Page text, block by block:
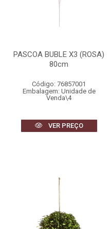
PASCOA BUBLE X3 (ROSA)
80cm
Código: 76857001
Embalagem: Unidade de
Venda\4
VER PREÇO